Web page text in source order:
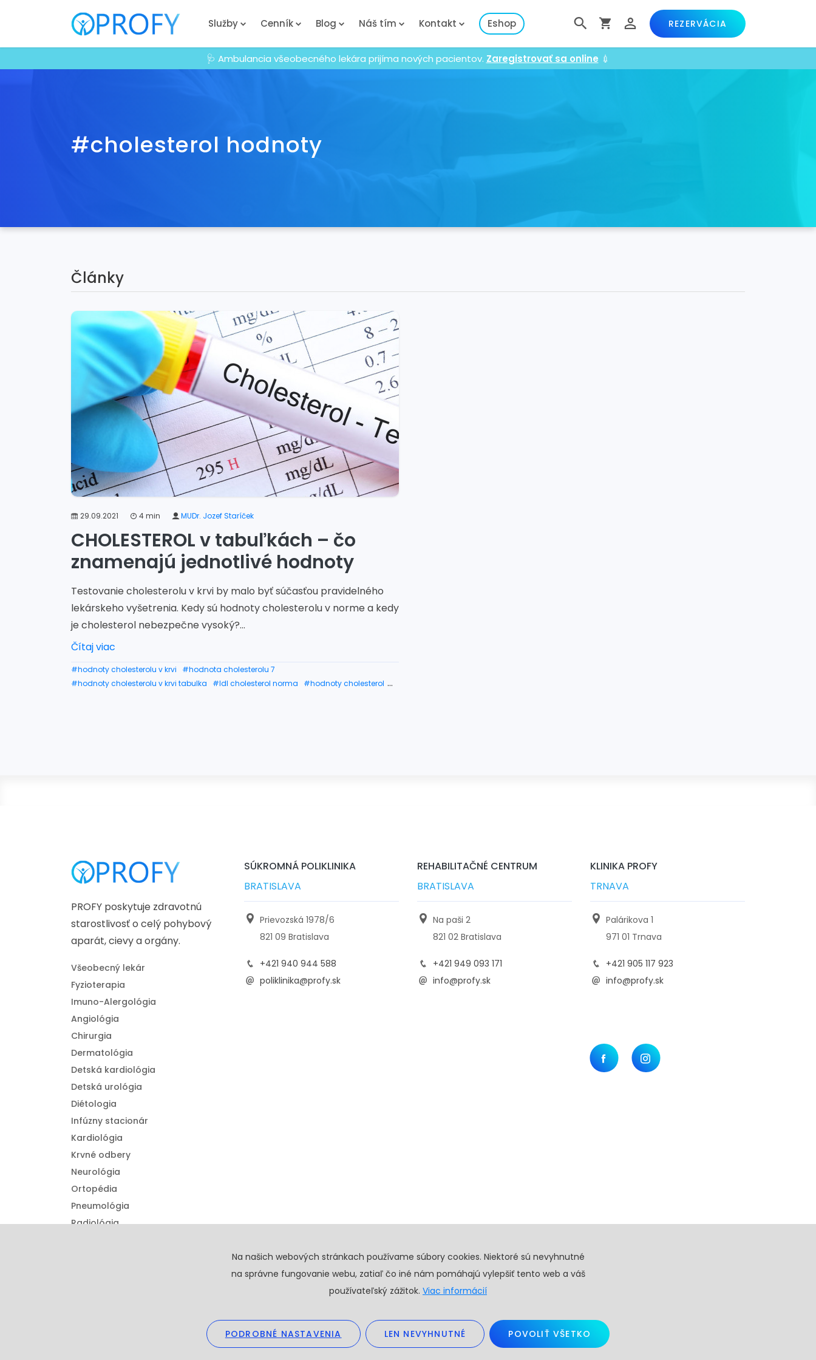
Služby Cenník Blog Náš tím Kontakt Eshop REZERVÁCIA
🩺 Ambulancia všeobecného lekára prijíma nových pacientov. Zaregistrovať sa online 💉
#cholesterol hodnoty
Články
29.09.2021 4 min MUDr. Jozef Staríček
CHOLESTEROL v tabuľkách – čo
znamenajú jednotlivé hodnoty
Testovanie cholesterolu v krvi by malo byť súčasťou pravidelného
lekárskeho vyšetrenia. Kedy sú hodnoty cholesterolu v norme a kedy
je cholesterol nebezpečne vysoký?...
Čítaj viac
#hodnoty cholesterolu v krvi
#hodnota cholesterolu 7
#hodnoty cholesterolu v krvi tabulka
#ldl cholesterol norma
#hodnoty cholesterol
PROFY poskytuje zdravotnú
starostlivosť o celý pohybový
aparát, cievy a orgány.
Všeobecný lekár
Fyzioterapia
Imuno-Alergológia
Angiológia
Chirurgia
Dermatológia
Detská kardiológia
Detská urológia
Diétologia
Infúzny stacionár
Kardiológia
Krvné odbery
Neurológia
Ortopédia
Pneumológia
Radiológia
SÚKROMNÁ POLIKLINIKA
BRATISLAVA
Prievozská 1978/6
821 09 Bratislava
+421 940 944 588
poliklinika@profy.sk
REHABILITAČNÉ CENTRUM
BRATISLAVA
Na paši 2
821 02 Bratislava
+421 949 093 171
info@profy.sk
KLINIKA PROFY
TRNAVA
Palárikova 1
971 01 Trnava
+421 905 117 923
info@profy.sk
Na našich webových stránkach používame súbory cookies. Niektoré sú nevyhnutné
na správne fungovanie webu, zatiaľ čo iné nám pomáhajú vylepšiť tento web a váš
používateľský zážitok. Viac informácií
PODROBNÉ NASTAVENIA LEN NEVYHNUTNÉ POVOLIŤ VŠETKO